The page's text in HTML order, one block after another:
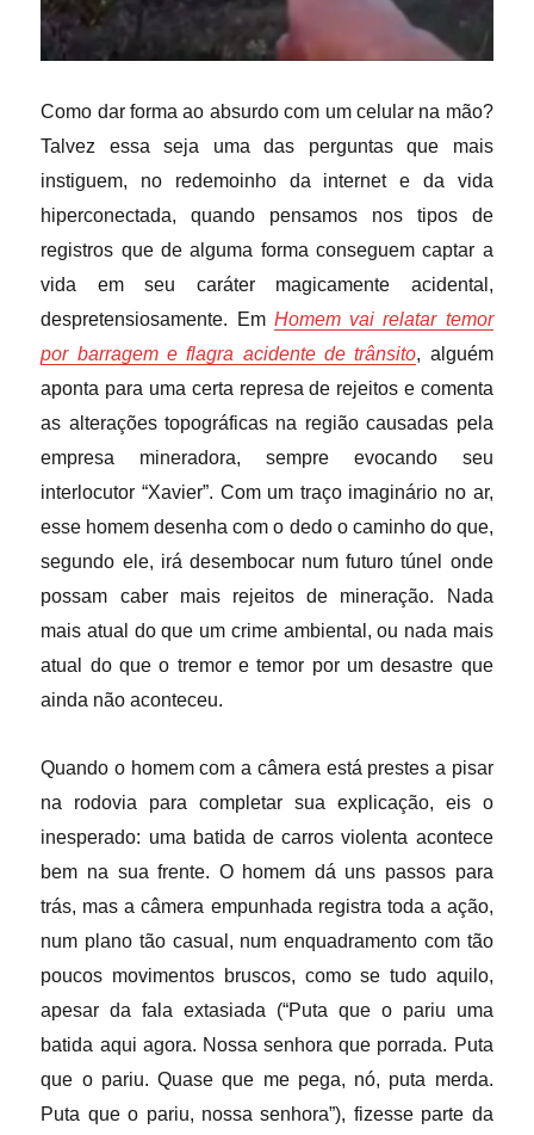
Como dar forma ao absurdo com um celular na mão?
Talvez essa seja uma das perguntas que mais
instiguem, no redemoinho da internet e da vida
hiperconectada, quando pensamos nos tipos de
registros que de alguma forma conseguem captar a
vida em seu caráter magicamente acidental,
despretensiosamente. Em Homem vai relatar temor
por barragem e flagra acidente de trânsito, alguém
aponta para uma certa represa de rejeitos e comenta
as alterações topográficas na região causadas pela
empresa mineradora, sempre evocando seu
interlocutor “Xavier”. Com um traço imaginário no ar,
esse homem desenha com o dedo o caminho do que,
segundo ele, irá desembocar num futuro túnel onde
possam caber mais rejeitos de mineração. Nada
mais atual do que um crime ambiental, ou nada mais
atual do que o tremor e temor por um desastre que
ainda não aconteceu.
Quando o homem com a câmera está prestes a pisar
na rodovia para completar sua explicação, eis o
inesperado: uma batida de carros violenta acontece
bem na sua frente. O homem dá uns passos para
trás, mas a câmera empunhada registra toda a ação,
num plano tão casual, num enquadramento com tão
poucos movimentos bruscos, como se tudo aquilo,
apesar da fala extasiada (“Puta que o pariu uma
batida aqui agora. Nossa senhora que porrada. Puta
que o pariu. Quase que me pega, nó, puta merda.
Puta que o pariu, nossa senhora”), fizesse parte da